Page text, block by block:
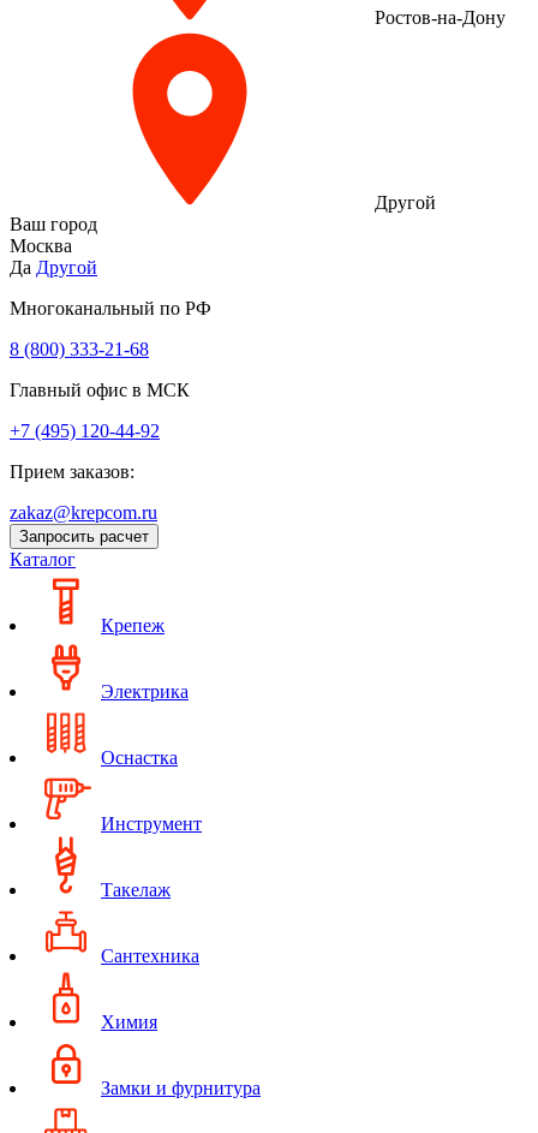
Ростов-на-Дону
Другой
Ваш город
Москва
Да Другой
Многоканальный по РФ
8 (800) 333‑21-68
Главный офис в МСК
+7 (495) 120-44-92
Прием заказов:
zakaz@krepcom.ru
Запросить расчет
Каталог
Крепеж
Электрика
Оснастка
Инструмент
Такелаж
Сантехника
Химия
Замки и фурнитура